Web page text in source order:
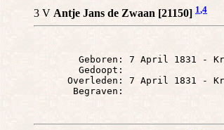
3 V Antje Jans de Zwaan [21150] 1,4
Geboren: 7 April 1831 -
        Gedoopt:
Overleden: 7 April 1831 -